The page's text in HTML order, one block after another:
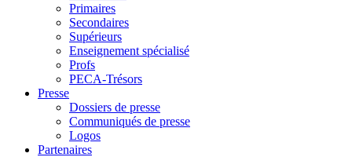
Primaires
Secondaires
Supérieurs
Enseignement spécialisé
Profs
PECA-Trésors
Presse
Dossiers de presse
Communiqués de presse
Logos
Partenaires